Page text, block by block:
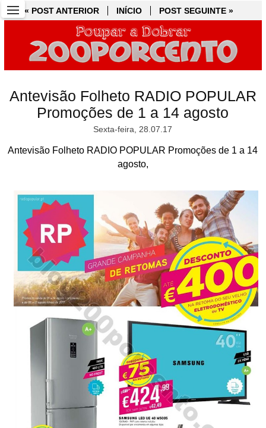
« POST ANTERIOR INÍCIO POST SEGUINTE »
Antevisão Folheto RADIO POPULAR
Promoções de 1 a 14 agosto
Sexta-feira, 28.07.17
Antevisão Folheto RADIO POPULAR Promoções de 1 a 14
agosto,
« POST ANTERIOR INÍCIO POST SEGUINTE »